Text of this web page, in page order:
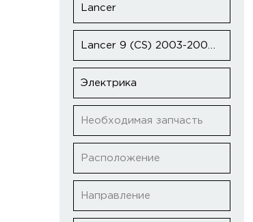
Lancer
Электрика
Необходимая запчасть
Расположение
Направление